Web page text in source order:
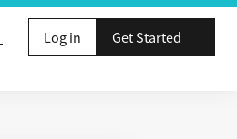
Log in Get Started